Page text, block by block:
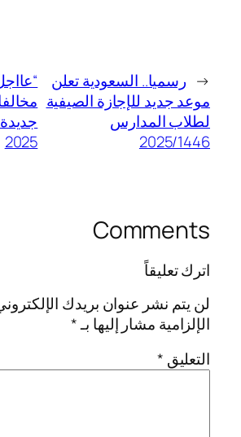
← رسميا.. السعودية تعلن
موعد جديد للإجازة الصيفية
لطلاب المدارس
2025/1446
2025
Comments
اترك تعليقاً
لن يتم نشر عنوان بريدك
الإلزامية مشار إليها بـ*
التعليق *